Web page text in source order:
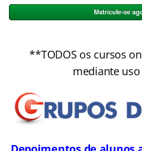
**TODOS os cursos
mediante